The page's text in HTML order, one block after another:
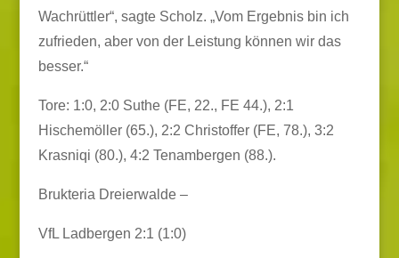
Wachrüttler“, sagte Scholz. „Vom Ergebnis bin ich
zufrieden, aber von der Leistung können wir das
besser.“
Tore: 1:0, 2:0 Suthe (FE, 22., FE 44.), 2:1
Hischemöller (65.), 2:2 Christoffer (FE, 78.), 3:2
Krasniqi (80.), 4:2 Tenambergen (88.).
Brukteria Dreierwalde –
VfL Ladbergen 2:1 (1:0)